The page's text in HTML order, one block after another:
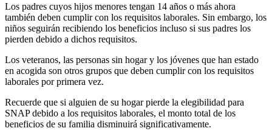
Los padres cuyos hijos menores tengan 14 años o más ahora
también deben cumplir con los requisitos laborales. Sin embargo, los
niños seguirán recibiendo los beneficios incluso si sus padres los
pierden debido a dichos requisitos.
Los veteranos, las personas sin hogar y los jóvenes que han estado
en acogida son otros grupos que deben cumplir con los requisitos
laborales por primera vez.
Recuerde que si alguien de su hogar pierde la elegibilidad para
SNAP debido a los requisitos laborales, el monto total de los
beneficios de su familia disminuirá significativamente.